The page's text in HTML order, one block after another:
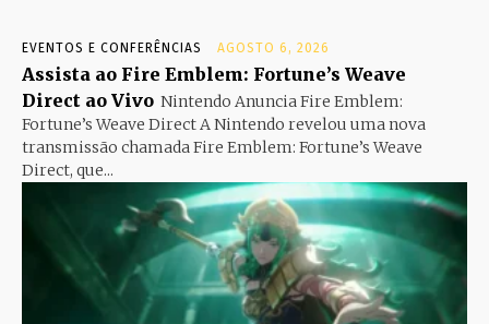
EVENTOS E CONFERÊNCIAS AGOSTO 6, 2026
Assista ao Fire Emblem: Fortune’s Weave
Direct ao Vivo Nintendo Anuncia Fire Emblem:
Fortune’s Weave Direct A Nintendo revelou uma nova
transmissão chamada Fire Emblem: Fortune’s Weave
Direct, que...